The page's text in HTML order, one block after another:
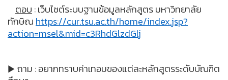
ตอบ : เว็บไซต์ระบบฐานข้อมูลหลักสูตร มหาวิทยาลัย
ทักษิณ https://cur.tsu.ac.th/home/index.jsp?
action=msel&mid=c3RhdGlzdGlj
▶ ถาม : อยากทราบค่าเทอมของแต่ละหลักสูตรระดับบัณฑิต